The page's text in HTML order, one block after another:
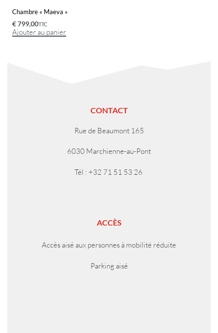
Chambre « Maeva »
€799,00TTC
Ajouter au panier
CONTACT
Rue de Beaumont 165
6030 Marchienne-au-Pont
Tél : +32 71 51 53 26
ACCÈS
Accès aisé aux personnes à mobilité réduite
Parking aisé